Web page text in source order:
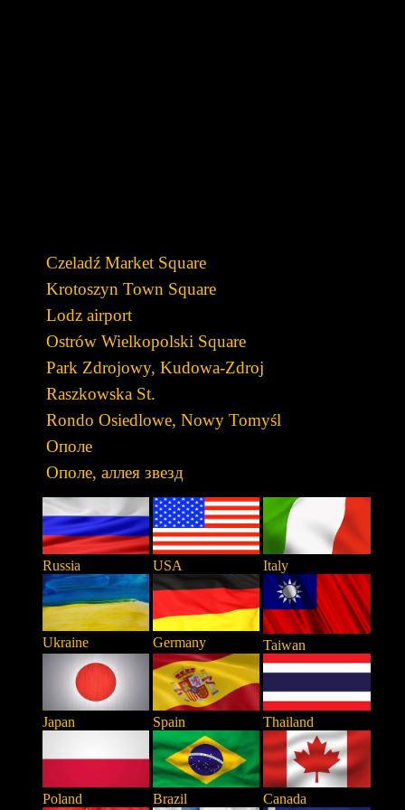
Czeladź Market Square
Krotoszyn Town Square
Lodz airport
Ostrów Wielkopolski Square
Park Zdrojowy, Kudowa-Zdroj
Raszkowska St.
Rondo Osiedlowe, Nowy Tomyśl
Ополе
Ополе, аллея звезд
Russia USA Italy
Ukraine Germany Taiwan
Japan Spain Thailand
Poland Brazil Canada